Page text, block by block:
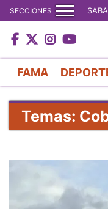
SECCIONES
FAMA
Temas: